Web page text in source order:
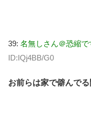
39: 名無しさん＠恐縮で
ID:IQj4BB/G0
お前らは家で僻んで